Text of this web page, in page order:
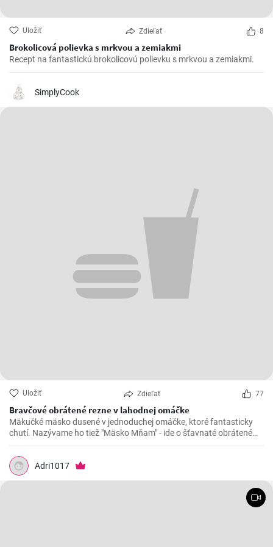
Uložiť Zdieľať 8
Brokolicová polievka s mrkvou a zemiakmi
Recept na fantastickú brokolicovú polievku s mrkvou a zemiakmi.
SimplyCook
Uložiť Zdieľať 77
Bravčové obrátené rezne v lahodnej omáčke
Mäkučké mäsko dusené v jednoduchej omáčke, ktoré fantasticky
chutí. Nazývame ho tiež "Mäsko Mňam" - ide o šťavnaté obrátené
rezne.
Adri1017